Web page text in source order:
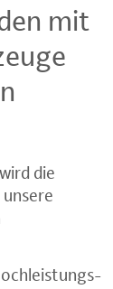
mit
die